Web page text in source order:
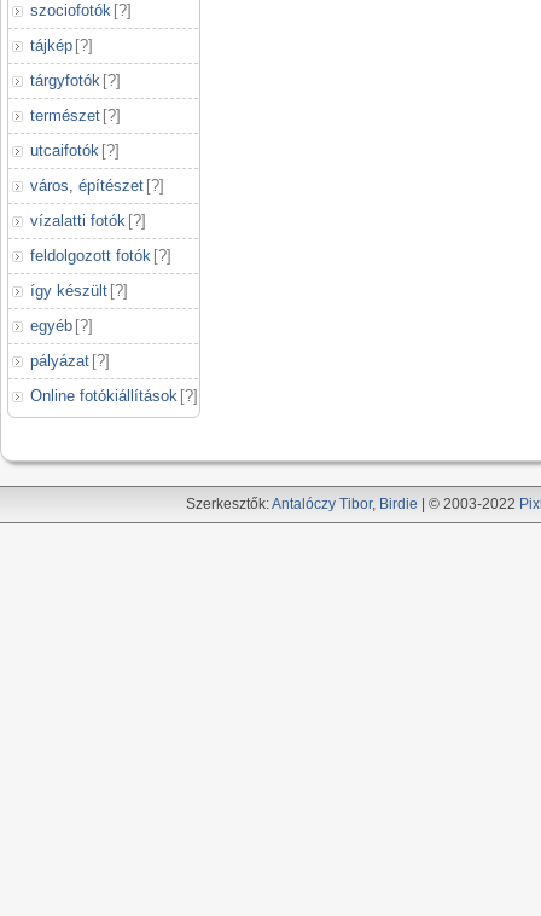
szociofotók [?]
tájkép [?]
tárgyfotók [?]
természet [?]
utcaifotók [?]
város, építészet [?]
vízalatti fotók [?]
feldolgozott fotók [?]
így készült [?]
egyéb [?]
pályázat [?]
Online fotókiállítások [?]
Szerkesztők:Antalóczy Tibor, Birdie | © 2003-2022